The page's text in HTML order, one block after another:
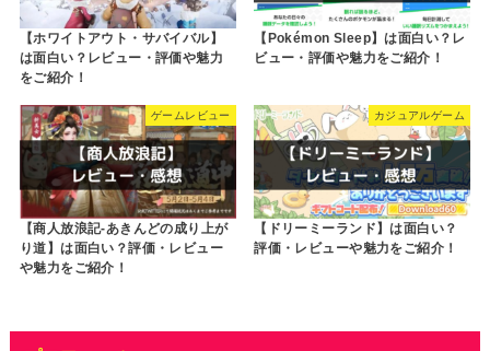
【ホワイトアウト・サバイバル】
は面白い？レビュー・評価や魅力
をご紹介！
【Pokémon Sleep】は面白い？レ
ビュー・評価や魅力をご紹介！
ゲームレビュー
【商人放浪記-あきんどの成り上が
り道】は面白い？評価・レビュー
や魅力をご紹介！
カジュアルゲーム
【ドリーミーランド】は面白い？
評価・レビューや魅力をご紹介！